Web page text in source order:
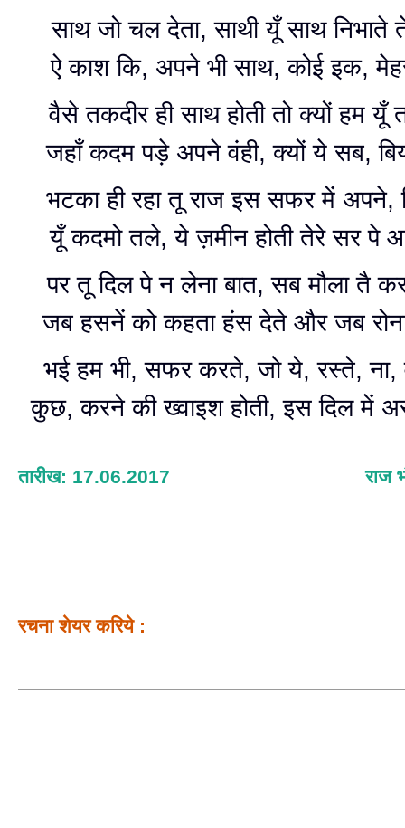
साथ जो चल देता, साथी यूँ साथ निभाते
ऐ काश कि, अपने भी साथ, कोई इक,
वैसे तकदीर ही साथ होती तो क्यों हम यूँ
जहाँ कदम पड़े अपने वंही, क्यों ये सब,
भटका ही रहा तू राज इस सफर में अपने,
यूँ कदमो तले, ये ज़मीन होती तेरे सर पे
पर तू दिल पे न लेना बात, सब मौला तै
जब हसनें को कहता हंस देते और जब रोना
भई हम भी, सफर करते, जो ये, रस्ते, ना,
कुछ, करने की ख्वाइश होती, इस दिल में
तारीख: 17.06.2017 राज
रचना शेयर करिये :